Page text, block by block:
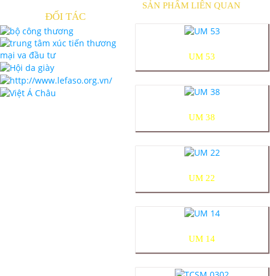
ĐỐI TÁC
SẢN PHẨM LIÊN QUAN
UM 53
UM 38
UM 22
UM 14